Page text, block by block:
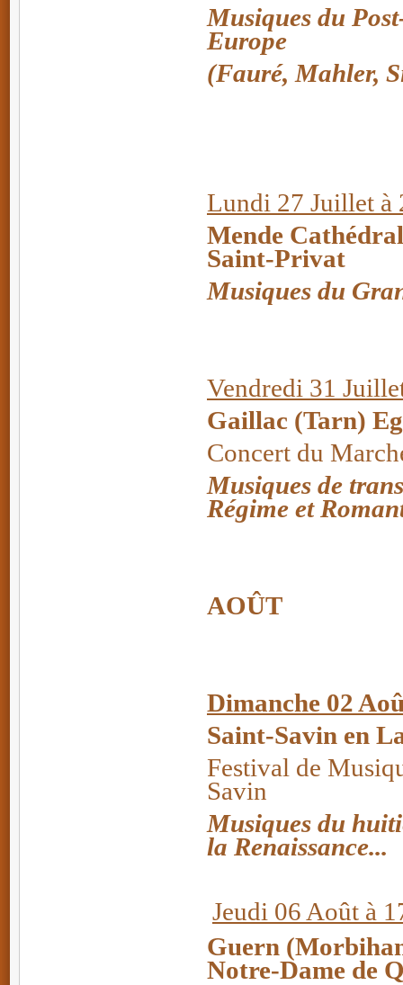
Musiques du
Europe
(Fauré, Mahler,
Lundi 27 Juillet à
Mende
Saint-Privat
Musiques du
Vendredi 31
Gaillac (Tarn)
Concert du
Musiques de
Régime et
AOÛT
Dimanche 02
Saint-Savin en
Festival de
Savin
Musiques du
la Renaissance...
Jeudi 06 Août à
Guern
Notre-Dame de